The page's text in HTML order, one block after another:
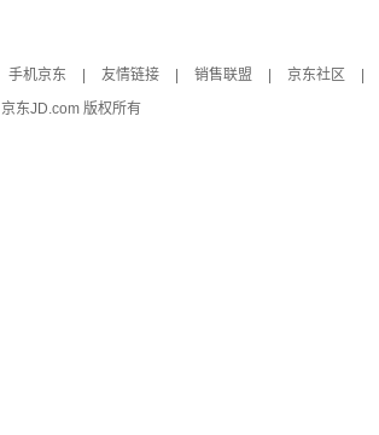
手机京东 友情链接 销售联盟 京东社区
京东JD.com 版权所有